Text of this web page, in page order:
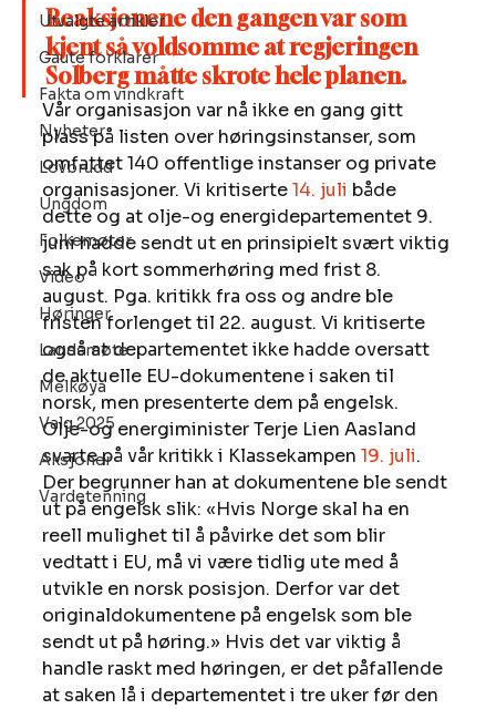
Utvalgte artikler
Gaute forklarer
Fakta om vindkraft
Nyheter
Lovbrudd
Ungdom
Folkemøter
Video
Høringer
Landsmøte
Melkøya
Valg 2025
Aksjoner
Vardetenning
Reaksjonene den gangen var som
kjent så voldsomme at regjeringen
Solberg måtte skrote hele planen.
Vår organisasjon var nå ikke en gang gitt
plass på listen over høringsinstanser, som
omfattet 140 offentlige instanser og private
organisasjoner. Vi kritiserte 14. juli både
dette og at olje-og energidepartementet 9.
juni hadde sendt ut en prinsipielt svært viktig
sak på kort sommerhøring med frist 8.
august. Pga. kritikk fra oss og andre ble
fristen forlenget til 22. august. Vi kritiserte
også at departementet ikke hadde oversatt
de aktuelle EU-dokumentene i saken til
norsk, men presenterte dem på engelsk.
Olje-og energiminister Terje Lien Aasland
svarte på vår kritikk i Klassekampen 19. juli.
Der begrunner han at dokumentene ble sendt
ut på engelsk slik: «Hvis Norge skal ha en
reell mulighet til å påvirke det som blir
vedtatt i EU, må vi være tidlig ute med å
utvikle en norsk posisjon. Derfor var det
originaldokumentene på engelsk som ble
sendt ut på høring.» Hvis det var viktig å
handle raskt med høringen, er det påfallende
at saken lå i departementet i tre uker før den